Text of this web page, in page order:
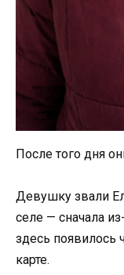
После того дня
Девушку звали
селе — сначала
здесь появилось
карте.